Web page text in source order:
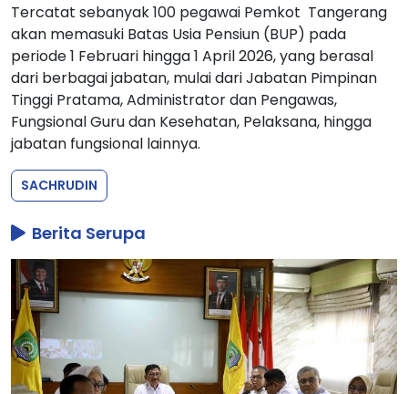
Tercatat sebanyak 100 pegawai Pemkot Tangerang
akan memasuki Batas Usia Pensiun (BUP) pada
periode 1 Februari hingga 1 April 2026, yang berasal
dari berbagai jabatan, mulai dari Jabatan Pimpinan
Tinggi Pratama, Administrator dan Pengawas,
Fungsional Guru dan Kesehatan, Pelaksana, hingga
jabatan fungsional lainnya.
SACHRUDIN
Berita Serupa